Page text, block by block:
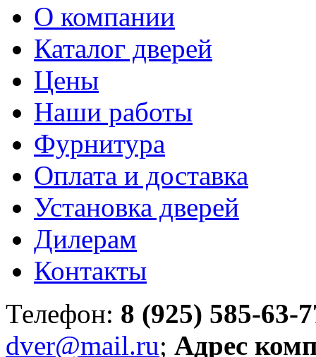
О компании
Каталог дверей
Цены
Наши работы
Фурнитура
Оплата и доставка
Установка дверей
Дилерам
Контакты
Телефон: 8 (925) 585-63-
dver@mail.ru; Адрес